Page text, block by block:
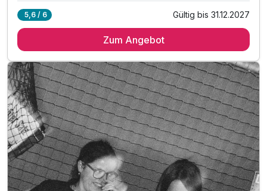
2 x reichhaltiges Frühstück vom Buffet
inkl. Kaffee/Tee Zubereitung im Zimmer
inkl. 10% Discount auf F&B Leistungen
inkl. Nutzung W-LAN
inkl. 20% Rabatt auf Eintrittskarten
für Tierpark und Tropenaquarium Hagenbeck
5,6 / 6 Gültig bis 31.12.2027
Zum Angebot